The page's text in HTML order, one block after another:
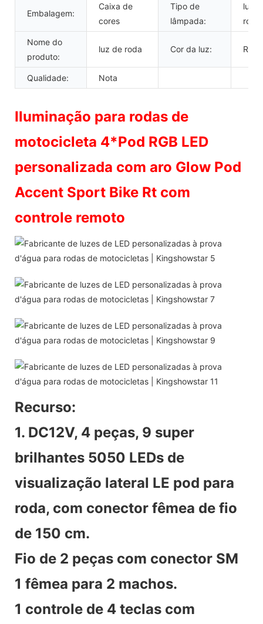
Embalagem:
Caixa de
cores
Tipo de
lâmpada:
luz
Nome do
produto:
luz de roda Cor da luz: RGB
Qualidade: Nota
Iluminação para rodas de
motocicleta 4*Pod RGB LED
personalizada com aro Glow Pod
Accent Sport Bike Rt com
controle remoto
Recurso:
1. DC12V, 4 peças, 9 super
brilhantes 5050 LEDs de
visualização lateral LE pod para
roda, com conector fêmea de fio
de 150 cm.
Fio de 2 peças com conector SM
1 fêmea para 2 machos.
1 controle de 4 teclas com